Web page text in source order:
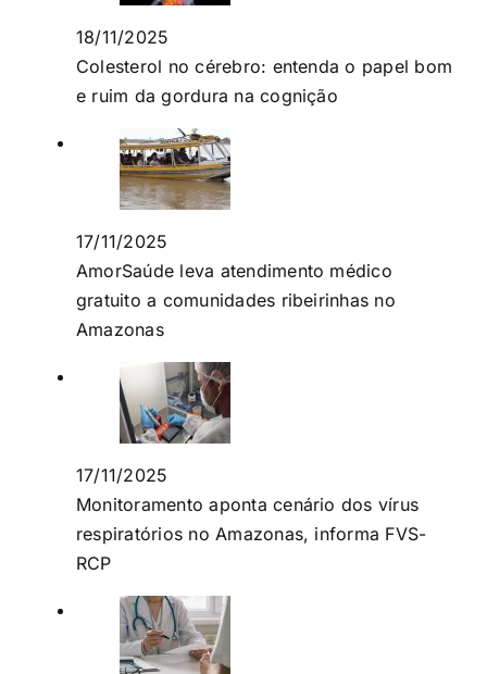
18/11/2025
Colesterol no cérebro: entenda o papel bom
e ruim da gordura na cognição
17/11/2025
AmorSaúde leva atendimento médico
gratuito a comunidades ribeirinhas no
Amazonas
17/11/2025
Monitoramento aponta cenário dos vírus
respiratórios no Amazonas, informa FVS-
RCP